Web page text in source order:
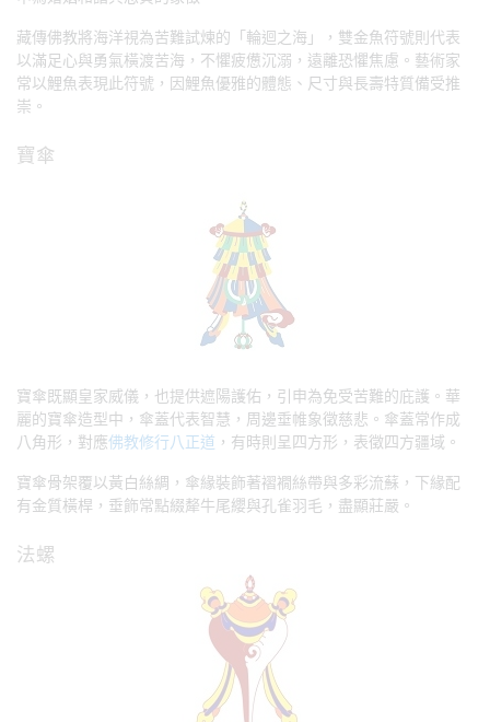
藏傳佛教將海洋視為苦難試煉的「輪迴之海」，雙金魚符號則代表
以滿足心與勇氣橫渡苦海，不懼疲憊沉溺，遠離恐懼焦慮。藝術家
常以鯉魚表現此符號，因鯉魚優雅的體態、尺寸與長壽特質備受推
崇。
寶傘
寶傘既顯皇家威儀，也提供遮陽護佑，引申為免受苦難的庇護。華
麗的寶傘造型中，傘蓋代表智慧，周邊垂帷象徵慈悲。傘蓋常作成
八角形，對應佛教修行八正道 ，有時則呈四方形，表徵四方疆域。
寶傘骨架覆以黃白絲綢，傘緣裝飾著褶襉絲帶與多彩流蘇，下緣配
有金質橫桿，垂飾常點綴犛牛尾纓與孔雀羽毛，盡顯莊嚴。
法螺